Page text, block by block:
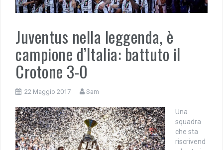
Juventus nella leggenda, è
campione d’Italia: battuto il
Crotone 3-0
22 Maggio 2017 Sam
Una
squadra
che sta
riscrivend